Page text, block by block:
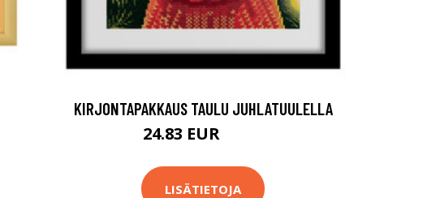
KIRJONTAPAKKAUS TAULU JUHLATUULELLA
24.83 EUR
LISÄTIETOJA